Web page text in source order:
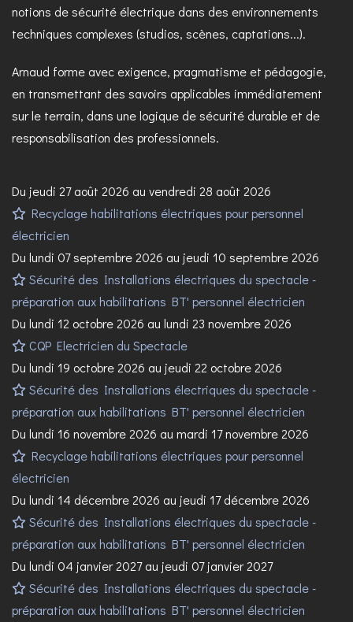
notions de sécurité électrique dans des environnements
techniques complexes (studios, scènes, captations...).
Arnaud forme avec exigence, pragmatisme et pédagogie,
en transmettant des savoirs applicables immédiatement
sur le terrain, dans une logique de sécurité durable et de
responsabilisation des professionnels.
Du jeudi 27 août 2026 au vendredi 28 août 2026
Recyclage habilitations électriques pour personnel
électricien
Du lundi 07 septembre 2026 au jeudi 10 septembre 2026
Sécurité des Installations électriques du spectacle -
préparation aux habilitations BT' personnel électricien
Du lundi 12 octobre 2026 au lundi 23 novembre 2026
CQP Electricien du Spectacle
Du lundi 19 octobre 2026 au jeudi 22 octobre 2026
Sécurité des Installations électriques du spectacle -
préparation aux habilitations BT' personnel électricien
Du lundi 16 novembre 2026 au mardi 17 novembre 2026
Recyclage habilitations électriques pour personnel
électricien
Du lundi 14 décembre 2026 au jeudi 17 décembre 2026
Sécurité des Installations électriques du spectacle -
préparation aux habilitations BT' personnel électricien
Du lundi 04 janvier 2027 au jeudi 07 janvier 2027
Sécurité des Installations électriques du spectacle -
préparation aux habilitations BT' personnel électricien